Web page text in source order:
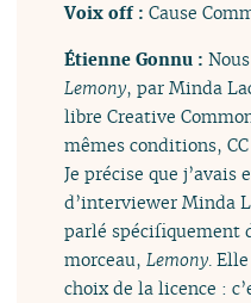
Voix off :Cause
Étienne Gonnu :
Lemony, par Minda
libre Creative
mêmes conditions, CC
Je précise que
d’interviewer Minda
parlé spécifiquement
morceau, Lemony .
choix de la licence :